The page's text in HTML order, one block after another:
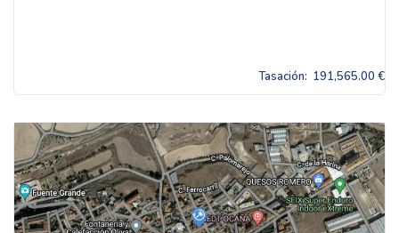
Tasación: 191,565.00 €